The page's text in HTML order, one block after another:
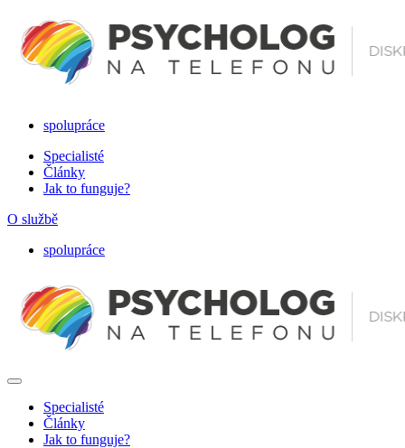
Nechoďte k psychologovi – Zavolejte mu
psycholognatelefonu.cz‎
spolupráce
Specialisté
Články
Jak to funguje?
O službě
spolupráce
Specialisté
Články
Jak to funguje?